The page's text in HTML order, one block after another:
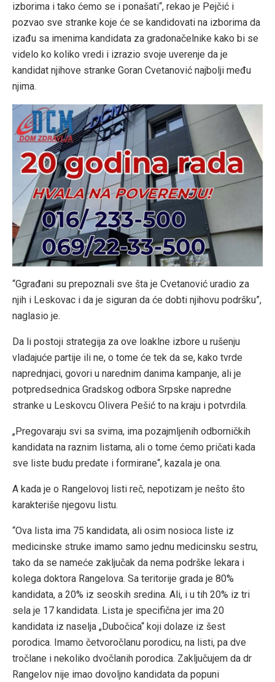
izborima i tako ćemo se i ponašati“, rekao je Pejčić i
pozvao sve stranke koje će se kandidovati na izborima da
izađu sa imenima kandidata za gradonačelnike kako bi se
videlo ko koliko vredi i izrazio svoje uverenje da je
kandidat njihove stranke Goran Cvetanović najbolji među
njima.
“Ggrađani su prepoznali sve šta je Cvetanović uradio za
njih i Leskovac i da je siguran da će dobti njihovu podršku”,
naglasio je.
Da li postoji strategija za ove loaklne izbore u rušenju
vladajuće partije ili ne, o tome će tek da se, kako tvrde
naprednjaci, govori u narednim danima kampanje, ali je
potpredsednica Gradskog odbora Srpske napredne
stranke u Leskovcu Olivera Pešić to na kraju i potvrdila.
„Pregovaraju svi sa svima, ima pozajmljenih odborničkih
kandidata na raznim listama, ali o tome ćemo pričati kada
sve liste budu predate i formirane“, kazala je ona.
A kada je o Rangelovoj listi reč, nepotizam je nešto što
karakteriše njegovu listu.
“Ova lista ima 75 kandidata, ali osim nosioca liste iz
medicinske struke imamo samo jednu medicinsku sestru,
tako da se nameće zaključak da nema podrške lekara i
kolega doktora Rangelova. Sa teritorije grada je 80%
kandidata, a 20% iz seoskih sredina. Ali, i u tih 20% iz tri
sela je 17 kandidata. Lista je specifična jer ima 20
kandidata iz naselja „Dubočica“ koji dolaze iz šest
porodica. Imamo četvoročlanu porodicu, na listi, pa dve
tročlane i nekoliko dvočlanih porodica. Zaključujem da dr
Rangelov nije imao dovoljno kandidata da popuni